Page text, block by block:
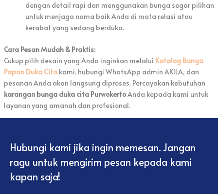
dengan detail rapi dan menggunakan bunga segar pilihan
untuk menjaga nama baik Anda di mata relasi atau
kerabat yang sedang berduka.
Cara Pesan Mudah & Praktis:
Cukup pilih desain yang Anda inginkan melalui Katalog Bunga
Papan Duka Citakami, hubungi WhatsApp admin AKILA, dan
pesanan Anda akan langsung diproses. Percayakan kebutuhan
karangan bunga duka cita PurwokertoAnda kepada kami untuk
layanan yang amanah dan profesional.
Hubungi kami jika ingin memesan. Jangan
ragu untuk mengirim pesan kepada kami
kapan saja!